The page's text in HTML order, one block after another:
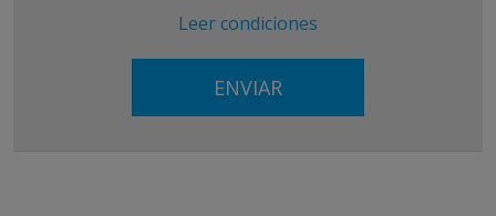
Leer condiciones